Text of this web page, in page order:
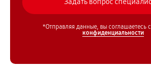
*Отправляя данные, вы соглашаетесь с
конфиденциальности